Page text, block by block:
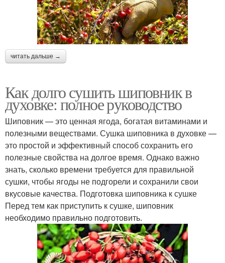
читать дальше →
Как долго сушить шиповник в
духовке: полное руководство
Шиповник — это ценная ягода, богатая витаминами и
полезными веществами. Сушка шиповника в духовке —
это простой и эффективный способ сохранить его
полезные свойства на долгое время. Однако важно
знать, сколько времени требуется для правильной
сушки, чтобы ягоды не подгорели и сохранили свои
вкусовые качества. Подготовка шиповника к сушке
Перед тем как приступить к сушке, шиповник
необходимо правильно подготовить.